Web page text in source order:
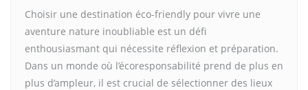
Choisir une destination éco-friendly pour vivre une
aventure nature inoubliable est un défi
enthousiasmant qui nécessite réflexion et préparation.
Dans un monde où l’écoresponsabilité prend de plus en
plus d’ampleur, il est crucial de sélectionner des lieux